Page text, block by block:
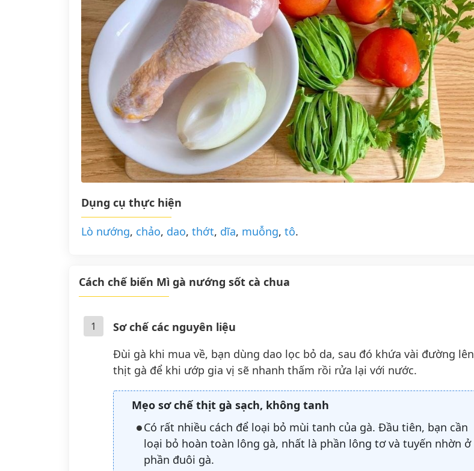
Dụng cụ thực hiện
Lò nướng, chảo, dao, thớt, dĩa, muỗng, tô.
Cách chế biến Mì gà nướng sốt cà chua
1
Sơ chế các nguyên liệu
Đùi gà khi mua về, bạn dùng dao lọc bỏ da, sau đó khứa vài đường lên
thịt gà để khi ướp gia vị sẽ nhanh thấm rồi rửa lại với nước.
Mẹo sơ chế thịt gà sạch, không tanh
Có rất nhiều cách để loại bỏ mùi tanh của gà. Đầu tiên, bạn cần
loại bỏ hoàn toàn lông gà, nhất là phần lông tơ và tuyến nhờn ở
phần đuôi gà.